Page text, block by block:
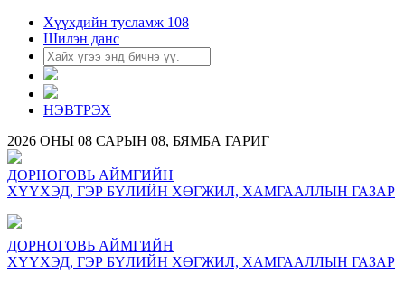
Хүүхдийн тусламж 108
Шилэн данс
НЭВТРЭХ
2026 ОНЫ 08 САРЫН 08, БЯМБА ГАРИГ
ДОРНОГОВЬ АЙМГИЙН
ХҮҮХЭД, ГЭР БҮЛИЙН ХӨГЖИЛ, ХАМГААЛЛЫН ГАЗАР
ДОРНОГОВЬ АЙМГИЙН
ХҮҮХЭД, ГЭР БҮЛИЙН ХӨГЖИЛ, ХАМГААЛЛЫН ГАЗАР